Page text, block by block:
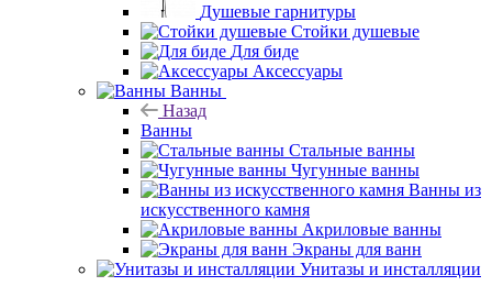
Душевые гарнитуры
Стойки душевые
Для биде
Аксессуары
Ванны
Назад
Ванны
Стальные ванны
Чугунные ванны
Ванны из
искусственного камня
Акриловые ванны
Экраны для ванн
Унитазы и инсталляции